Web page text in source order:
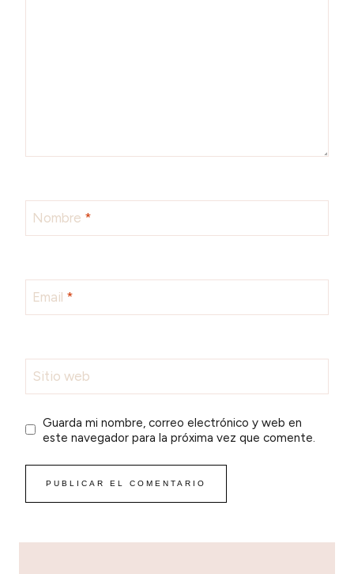
Nombre *
Email *
Sitio web
Guarda mi nombre, correo electrónico y web en
este navegador para la próxima vez que comente.